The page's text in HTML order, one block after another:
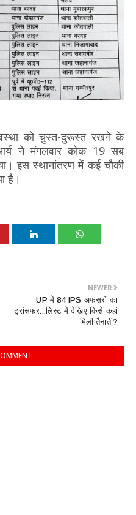
को चुस्त-दुरूस्त रखने के
ने मंगलवार कोक 19 सब
इस स्थानांतरण में कई चौकी
है।
NEWER
UP में 84 IPS अफसरों का
ट्रांसफर...लिस्ट में देखिए किसे कहां
मिली तैनाती?